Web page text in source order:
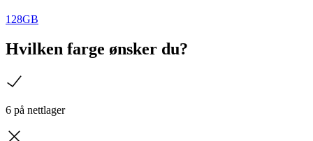
128GB
Hvilken farge ønsker du?
6 på nettlager